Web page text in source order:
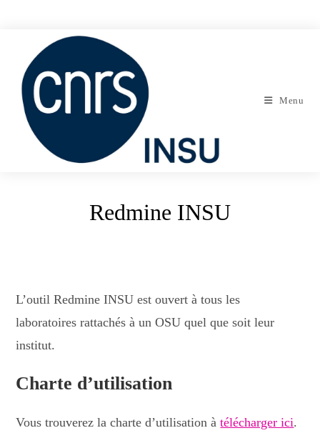
Menu
Redmine INSU
L’outil Redmine INSU est ouvert à tous les
laboratoires rattachés à un OSU quel que soit leur
institut.
Charte d’utilisation
Vous trouverez la charte d’utilisation àtélécharger ici.